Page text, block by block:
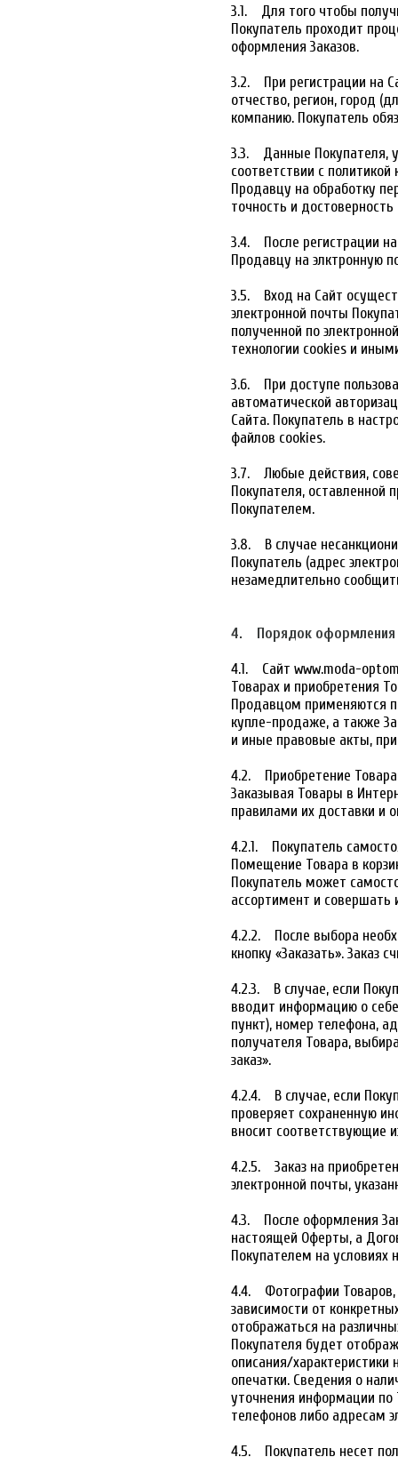
3.1. Для того чтобы
Покупатель проходит
оформления Заказов.
3.2. При регистрации на
отчество, регион, город
компанию. Покупатель
3.3. Данные Покупателя,
соответствии с
Продавцу на обработку
точность и
3.4. После регистрации
Продавцу на элктронную
3.5. Вход на Сайт
электронной почты
полученной по
технологии cookies и
3.6. При доступе
автоматической
Сайта. Покупатель в
файлов cookies.
3.7. Любые действия,
Покупателя, оставленной
Покупателем.
3.8. В случае
Покупатель (адрес
незамедлительно
4. Порядок оформления
4.1. Сайт www.moda-
Товарах и приобретения
Продавцом применяются
купле-продаже, а также
и иные правовые акты,
4.2. Приобретение
Заказывая Товары в
правилами их доставки и
4.2.1. Покупатель
Помещение Товара в
Покупатель может
ассортимент и совершать
4.2.2. После выбора
кнопку «Заказать». Заказ
4.2.3. В случае, если
вводит информацию о
пункт), номер телефона,
получателя Товара,
заказ».
4.2.4. В случае, если
проверяет сохраненную
вносит соответствующие
4.2.5. Заказ на
электронной почты,
4.3. После оформления
настоящей Оферты, а
Покупателем на
4.4. Фотографии Товаров,
зависимости от
отображаться на
Покупателя будет
описания/
опечатки. Сведения о
уточнения информации
телефонов либо адресам
4.5. Покупатель несет